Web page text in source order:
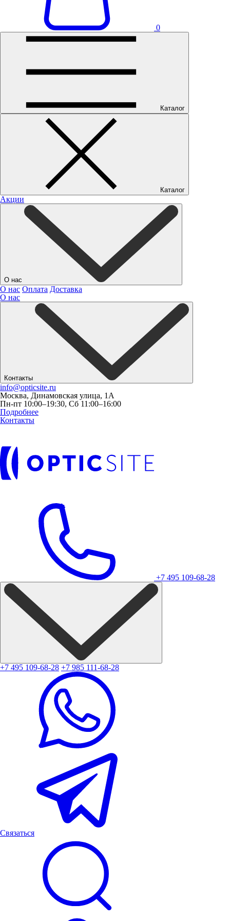
0
Каталог
Каталог
Акции
О нас
О нас Оплата Доставка
О нас
Контакты
info@opticsite.ru
Москва, Динамовская улица, 1А
Пн-пт 10:00–19:30, Сб 11:00–16:00
Подробнее
Контакты
+7 495 109-68-28
+7 495 109-68-28 +7 985 111-68-28
Связаться